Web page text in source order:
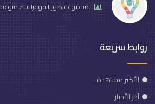
مجموعة صور انفوغرافيك منوعة
روابط سريعة
الأكثر مشاهدة
آخر الأخبار